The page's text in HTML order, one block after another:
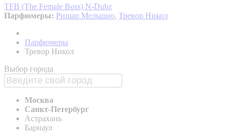
TFB (The Female Boss) N-Dubz
Парфюмеры: Ришар Мельшио, Тревор Никол
Парфюмеры
Тревор Никол
Выбор города
Москва
Санкт-Петербург
Астрахань
Барнаул